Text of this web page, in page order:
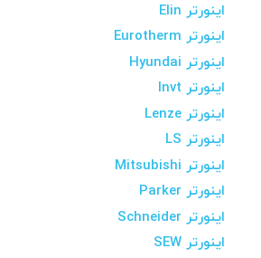
اینورتر Elin
اینورتر Eurotherm
اینورتر Hyundai
اینورتر Invt
اینورتر Lenze
اینورتر LS
اینورتر Mitsubishi
اینورتر Parker
اینورتر Schneider
اینورتر SEW